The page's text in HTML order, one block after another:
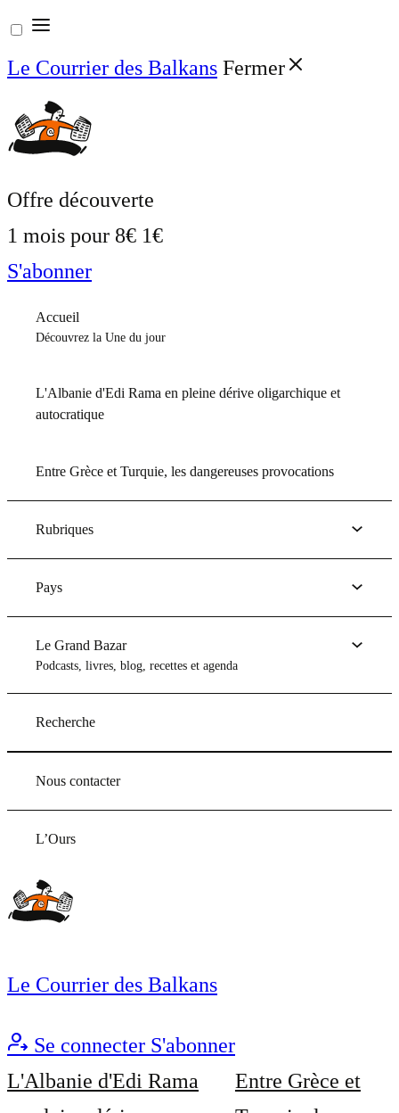
Aller
au
contenu
Le Courrier des Balkans Fermer
Offre découverte
1 mois pour 8€ 1€
S'abonner
Accueil
Découvrez la Une du jour
L'Albanie d'Edi Rama en pleine dérive oligarchique et
autocratique
Entre Grèce et Turquie, les dangereuses provocations
Rubriques
Pays
Le Grand Bazar
Podcasts, livres, blog, recettes et agenda
Recherche
Nous contacter
L’Ours
Le Courrier des Balkans
Se connecter S'abonner
L'Albanie d'Edi Rama
Entre Grèce et